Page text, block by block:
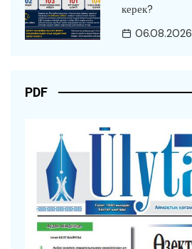
керек?
06.08.2026
PDF